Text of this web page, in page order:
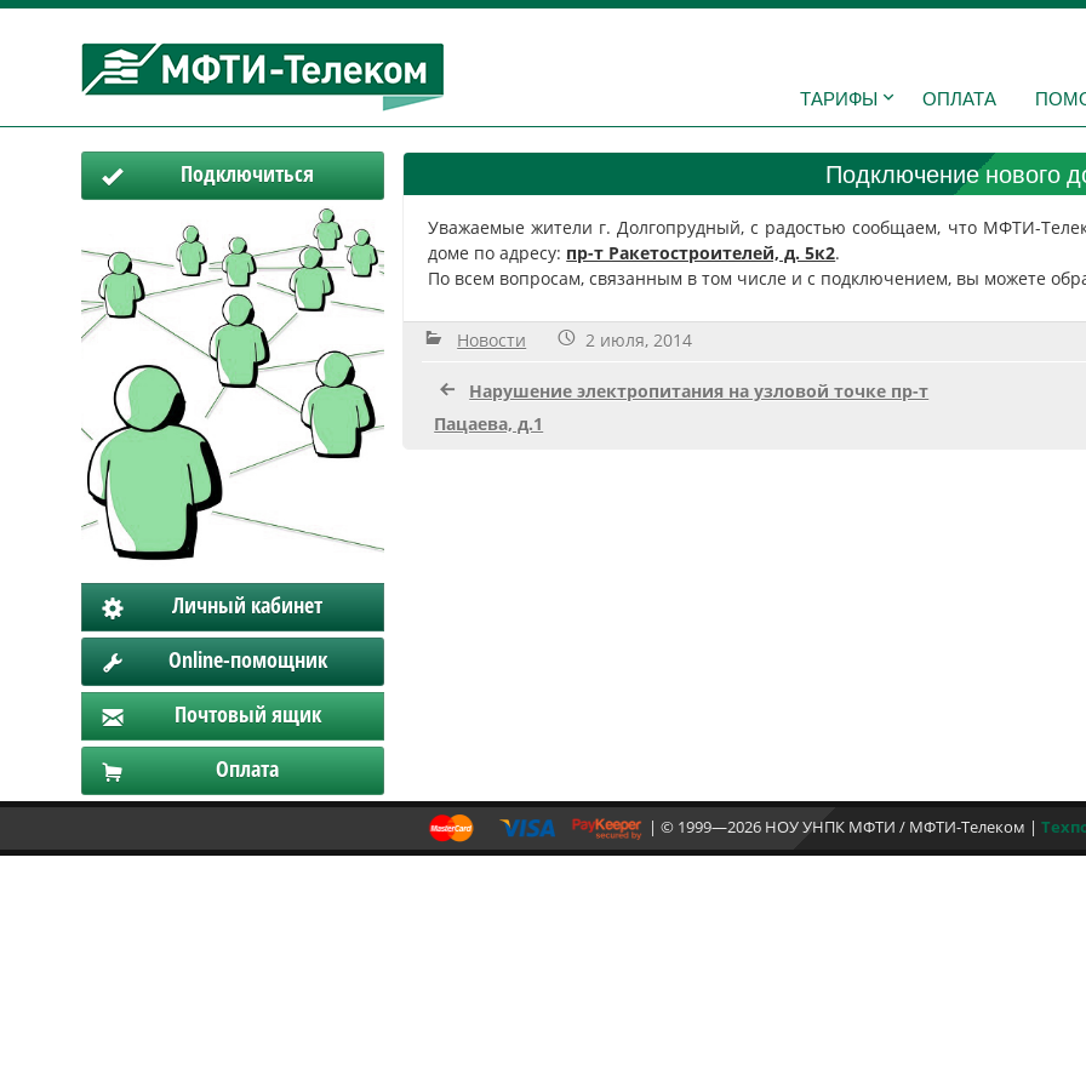
ТАРИФЫ ОПЛАТА
Подключение нового
Уважаемые жители г. Долгопрудный, с радостью сообщаем, что МФТИ-
доме по адресу: пр-т Ракетостроителей, д. 5к2.
По всем вопросам, связанным в том числе и с подключением, вы можете
Новости 2 июля, 2014
Нарушение электропитания на узловой точке пр-т
Пацаева, д.1
Подключиться
Личный кабинет
Online-помощник
Почтовый ящик
Оплата
| © 1999—2026 НОУ УНПК МФТИ / МФТИ-Телеком |